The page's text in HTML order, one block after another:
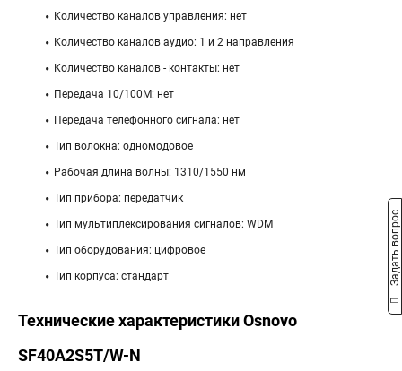
Количество каналов управления: нет
Количество каналов аудио: 1 и 2 направления
Количество каналов - контакты: нет
Передача 10/100М: нет
Передача телефонного сигнала: нет
Тип волокна: одномодовое
Рабочая длина волны: 1310/1550 нм
Тип прибора: передатчик
Тип мультиплексирования сигналов: WDM
Тип оборудования: цифровое
Тип корпуса: стандарт
Технические характеристики Osnovo
SF40A2S5T/W-N
Задать вопрос